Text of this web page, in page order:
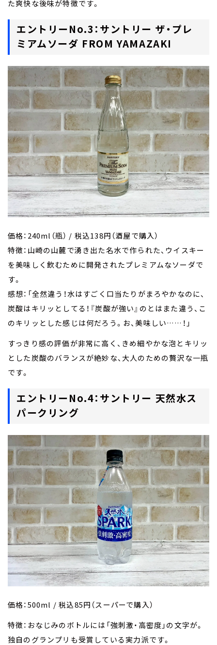
た爽快な後味が特徴です。
エントリーNo.3：サントリー ザ・プレ
ミアムソーダ FROM YAMAZAKI
価格：240ml（瓶） / 税込138円（酒屋で購入）
特徴：山崎の山麓で湧き出た名水で作られた、ウイスキー
を美味しく飲むために開発されたプレミアムなソーダで
す。
感想：「全然違う！水はすごく口当たりがまろやかなのに、
炭酸はキリッとしてる！『炭酸が強い』のとはまた違う、こ
のキリッとした感じは何だろう。お、美味しい……！」
すっきり感の評価が非常に高く、きめ細やかな泡とキリッ
とした炭酸のバランスが絶妙な、大人のための贅沢な一瓶
です。
エントリーNo.4：サントリー 天然水ス
パークリング
価格：500ml / 税込85円（スーパーで購入）
特徴：おなじみのボトルには「強刺激・高密度」の文字が。
独自のグランプリも受賞している実力派です。